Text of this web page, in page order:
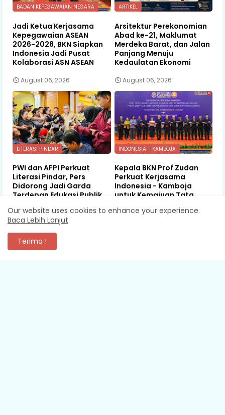
BADAN KEPEGAWAIAN NEGARA
Jadi Ketua Kerjasama
Kepegawaian ASEAN
2026-2028, BKN Siapkan
Indonesia Jadi Pusat
Kolaborasi ASN ASEAN
August 06, 2026
ARTIKEL
Arsitektur Perekonomian
Abad ke-21, Maklumat
Merdeka Barat, dan Jalan
Panjang Menuju
Kedaulatan Ekonomi
August 06, 2026
LITERASI PINDAR
PWI dan AFPI Perkuat
Literasi Pindar, Pers
Didorong Jadi Garda
Terdepan Edukasi Publik
August 06, 2026
INDONESIA - KAMBOJA
Kepala BKN Prof Zudan
Perkuat Kerjasama
Indonesia - Kamboja
untuk Kemajuan Tata
Our website uses cookies to enhance your experience.
Baca Lebih Lanjut
Terima !